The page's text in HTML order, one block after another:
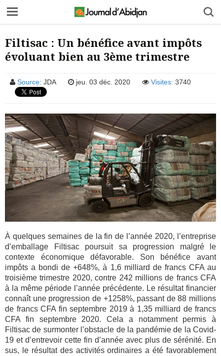
Filtisac : Un bénéfice avant impôts
évoluant bien au 3ème trimestre
Source: JDA jeu. 03 déc. 2020 Visites: 3740
À quelques semaines de la fin de l’année 2020, l’entreprise
d’emballage Filtisac poursuit sa progression malgré le
contexte économique défavorable. Son bénéfice avant
impôts a bondi de +648%, à 1,6 milliard de francs CFA au
troisième trimestre 2020, contre 242 millions de francs CFA
à la même période l’année précédente. Le résultat financier
connaît une progression de +1258%, passant de 88 millions
de francs CFA fin septembre 2019 à 1,35 milliard de francs
CFA fin septembre 2020. Cela a notamment permis à
Filtisac de surmonter l’obstacle de la pandémie de la Covid-
19 et d’entrevoir cette fin d’année avec plus de sérénité. En
sus, le résultat des activités ordinaires a été favorablement